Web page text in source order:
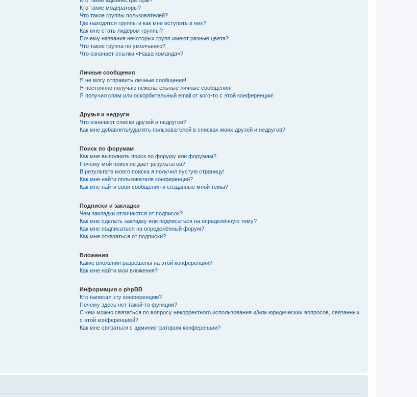
Кто такие модераторы?
Что такое группы пользователей?
Где находятся группы и как мне вступить в них?
Как мне стать лидером группы?
Почему названия некоторых групп имеют разные цвета?
Что такое группа по умолчанию?
Что означает ссылка «Наша команда»?
Личные сообщения
Я не могу отправить личные сообщения!
Я постоянно получаю нежелательные личные сообщения!
Я получил спам или оскорбительный email от кого-то с этой конференции!
Друзья и недруги
Что означают списки друзей и недругов?
Как мне добавлять/удалять пользователей в списках моих друзей и недругов?
Поиск по форумам
Как мне выполнить поиск по форуму или форумам?
Почему мой поиск не даёт результатов?
В результате моего поиска я получил пустую страницу!
Как мне найти пользователя конференции?
Как мне найти свои сообщения и созданные мной темы?
Подписки и закладки
Чем закладки отличаются от подписок?
Как мне сделать закладку или подписаться на определённую тему?
Как мне подписаться на определённый форум?
Как мне отказаться от подписки?
Вложения
Какие вложения разрешены на этой конференции?
Как мне найти мои вложения?
Информация о phpBB
Кто написал эту конференцию?
Почему здесь нет такой-то функции?
С кем можно связаться по вопросу некорректного использования и/или юридических вопросов, связанных
с этой конференцией?
Как мне связаться с администратором конференции?